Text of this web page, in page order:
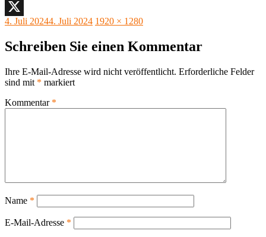
Facebook
X
Veröffentlicht
4. Juli 20244. Juli 2024 Originalgröße
1920 × 1280
Schreiben Sie einen Kommentar
Ihre E-Mail-Adresse wird nicht veröffentlicht. Erforderliche Felder
sind mit * markiert
Kommentar *
Name *
E-Mail-Adresse *